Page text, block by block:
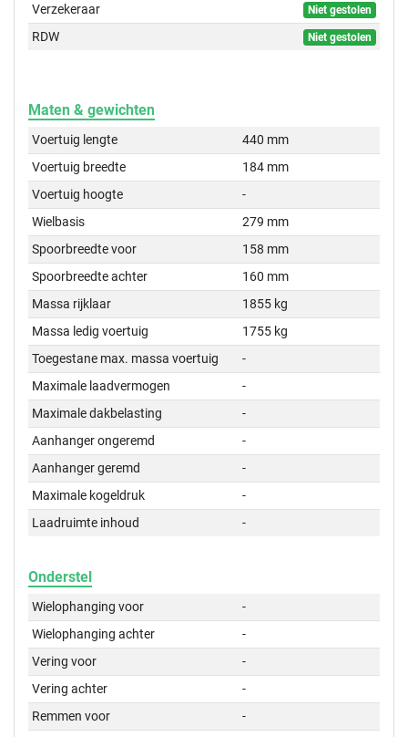
Verzekeraar Niet gestolen
RDW Niet gestolen
Maten & gewichten
Voertuig lengte
440 mm
Voertuig breedte
184 mm
Voertuig hoogte
-
Wielbasis
279 mm
Spoorbreedte voor
158 mm
Spoorbreedte achter
160 mm
Massa rijklaar
1855 kg
Massa ledig voertuig
1755 kg
Toegestane max. massa voertuig
-
Maximale laadvermogen
-
Maximale dakbelasting
-
Aanhanger ongeremd
-
Aanhanger geremd
-
Maximale kogeldruk
-
Laadruimte inhoud
-
Onderstel
Wielophanging voor
-
Wielophanging achter
-
Vering voor
-
Vering achter
-
Remmen voor
-